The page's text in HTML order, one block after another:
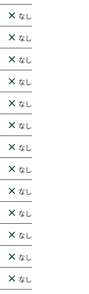
なし
なし
なし
なし
なし
なし
なし
なし
なし
なし
なし
なし
なし